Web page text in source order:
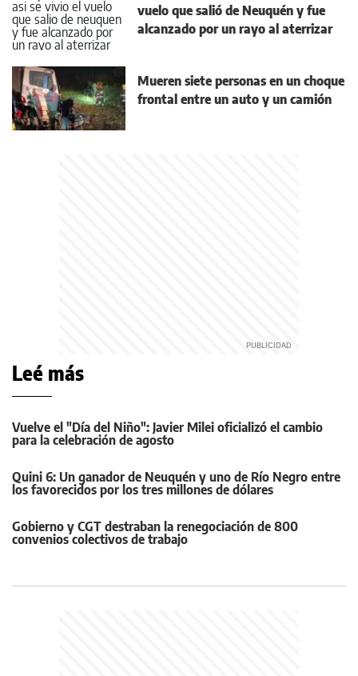
vuelo que salió de Neuquén y fue
alcanzado por un rayo al aterrizar
Mueren siete personas en un choque
frontal entre un auto y un camión
Leé más
Vuelve el "Día del Niño": Javier Milei oficializó el cambio
para la celebración de agosto
Quini 6: Un ganador de Neuquén y uno de Río Negro entre
los favorecidos por los tres millones de dólares
Gobierno y CGT destraban la renegociación de 800
convenios colectivos de trabajo